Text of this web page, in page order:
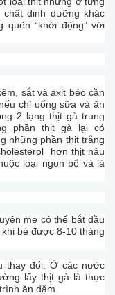
dinh dưỡng khác
quên “khởi động” với
sắt và axit béo cần
chỉ uống sữa và ăn
2 lạng thịt gà trung
phần thịt gà lại có
những phần thịt trắng
hơn thịt nâu
loại ngon bổ và là
mẹ có thể bắt đầu
bé được 8-10 tháng
thay đổi. Ở các nước
lấy thịt gà là thực
ăn dặm.